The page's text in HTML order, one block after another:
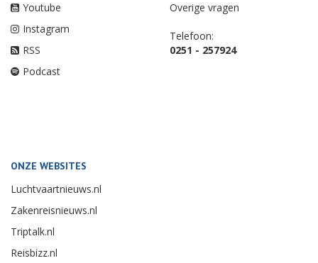
Youtube
Instagram
RSS
Podcast
Overige vragen
Telefoon:
0251 - 257924
ONZE WEBSITES
Luchtvaartnieuws.nl
Zakenreisnieuws.nl
Triptalk.nl
Reisbizz.nl